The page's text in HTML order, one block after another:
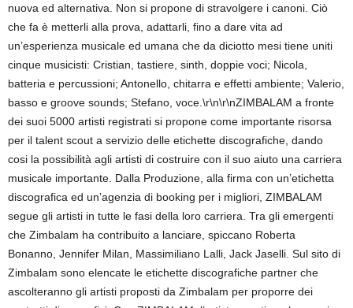
nuova ed alternativa. Non si propone di stravolgere i canoni. Ciò
che fa è metterli alla prova, adattarli, fino a dare vita ad
un’esperienza musicale ed umana che da diciotto mesi tiene uniti
cinque musicisti: Cristian, tastiere, sinth, doppie voci; Nicola,
batteria e percussioni; Antonello, chitarra e effetti ambiente; Valerio,
basso e groove sounds; Stefano, voce.\r\n\r\nZIMBALAM a fronte
dei suoi 5000 artisti registrati si propone come importante risorsa
per il talent scout a servizio delle etichette discografiche, dando
cosi la possibilità agli artisti di costruire con il suo aiuto una carriera
musicale importante. Dalla Produzione, alla firma con un’etichetta
discografica ed un’agenzia di booking per i migliori, ZIMBALAM
segue gli artisti in tutte le fasi della loro carriera. Tra gli emergenti
che Zimbalam ha contribuito a lanciare, spiccano Roberta
Bonanno, Jennifer Milan, Massimiliano Lalli, Jack Jaselli. Sul sito di
Zimbalam sono elencate le etichette discografiche partner che
ascolteranno gli artisti proposti da Zimbalam per proporre dei